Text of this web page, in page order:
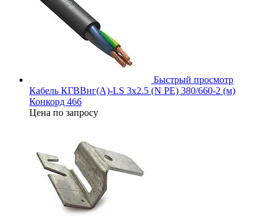
Быстрый просмотр
Кабель КГВВнг(А)-LS 3х2.5 (N PE) 380/660-2 (м)
Конкорд 466
Цена по запросу